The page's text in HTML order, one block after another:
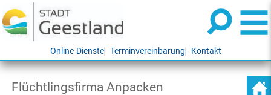
Online-Dienste Terminvereinbarung Kontakt
Flüchtlingsfirma Anpacken